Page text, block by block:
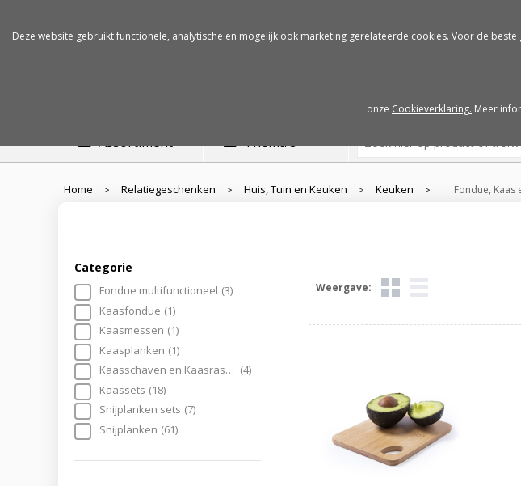
Assortiment Thema's
Home > Relatiegeschenken > Huis, Tuin en Keuken > Keuken > Fondue, Kaas
Categorie
Fondue multifunctioneel (3)
Kaasfondue (1)
Kaasmessen (1)
Kaasplanken (1)
Kaasschaven en Kaasraspen (4)
Kaassets (18)
Snijplanken sets (7)
Snijplanken (61)
Weergave:
Deze website gebruikt functionele, analytische en mogelijk ook marketing gerelateerde cookies. Voor de
onze Cookieverklaring. Meer